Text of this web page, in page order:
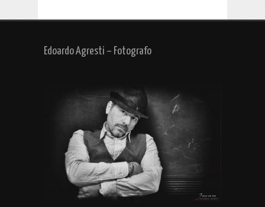
Edoardo Agresti – Fotografo